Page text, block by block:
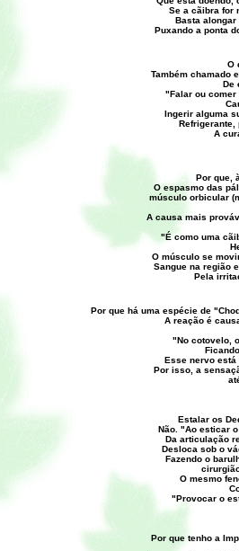
Se a cãibra for
Basta
Puxando a ponta
O
Também chamado
De
"Falar ou comer
Ingerir alguma
Refrigerante,
A
Por que,
O espasmo das
músculo orbicular
A causa mais
"É como uma
O músculo se
Sangue na região
Pela
Por que há uma espécie de
A reação é
"No cotovelo,
Esse nervo está
Por isso, a
Estalar os
Não. "Ao esticar
Da articulação
Desloca sob o
Fazendo o
O mesmo
"Provocar o
Por que tenho a